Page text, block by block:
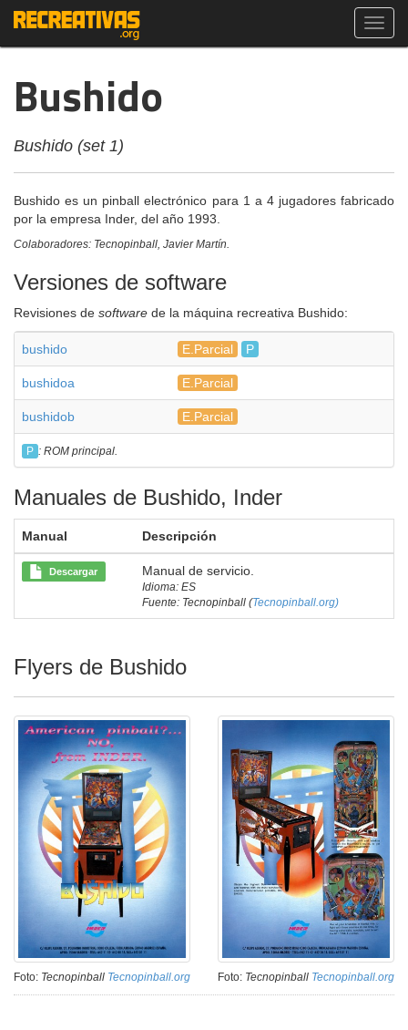
Bushido
Bushido (set 1)
Bushido es un pinball electrónico para 1 a 4 jugadores fabricado
por la empresa Inder, del año 1993.
Colaboradores: Tecnopinball, Javier Martín.
Versiones de software
Revisiones de software de la máquina recreativa Bushido:
bushido E.Parcial P
bushidoa E.Parcial
bushidob E.Parcial
P : ROM principal.
Manuales de Bushido, Inder
Manual Descripción
Descargar Manual de servicio.
Idioma: ES
Fuente: Tecnopinball (Tecnopinball.org)
Flyers de Bushido
Foto: Tecnopinball Tecnopinball.org Foto: Tecnopinball Tecnopinball.org